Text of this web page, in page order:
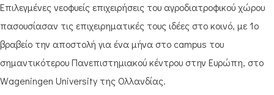
Επιλεγμένες νεοφυείς επιχειρήσεις του αγροδιατροφικού χώρου
πασουσίασαν τις επιχειρηματικές τους ιδέες στο κοινό, με 1ο
βραβείο την αποστολή για ένα μήνα στο campus του
σημαντικότερου Πανεπιστημιακού κέντρου στην Ευρώπη, στο
Wageningen University της Ολλανδίας.